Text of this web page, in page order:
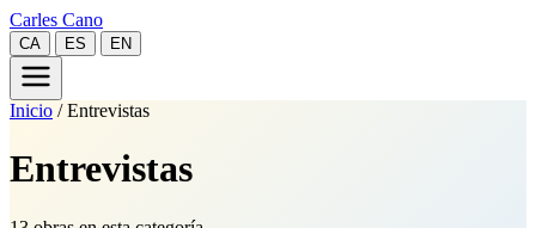
Carles Cano
CA ES EN
Inicio / Entrevistas
Entrevistas